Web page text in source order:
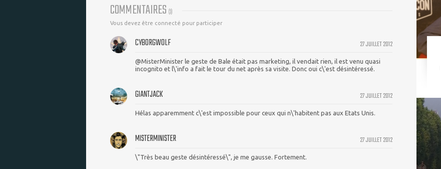
COMMENTAIRES (3)
Vous devez être connecté pour participer
27 JUILLET 2012
CYBORGWOLF
@MisterMinister le geste de Bale était pas marketing, il vendait rien, il est venu quasi
incognito et l\'info a fait le tour du net après sa visite. Donc oui c\'est désintéressé.
27 JUILLET 2012
GIANTJACK
Hélas apparemment c\'est impossible pour ceux qui n\'habitent pas aux Etats Unis.
27 JUILLET 2012
MISTERMINISTER
\"Très beau geste désintéressé\", je me gausse. Fortement.